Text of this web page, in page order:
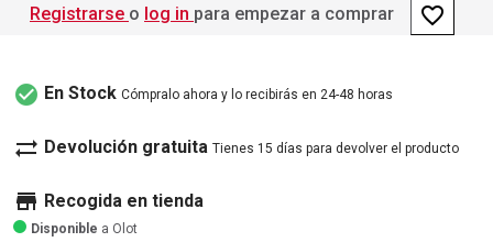
Registrarse o log in para empezar a comprar favorite_border
check_circle En Stock Cómpralo ahora y lo recibirás en 24-48 horas
sync_alt Devolución gratuita Tienes 15 días para devolver el producto
store Recogida en tienda
Disponible a Olot